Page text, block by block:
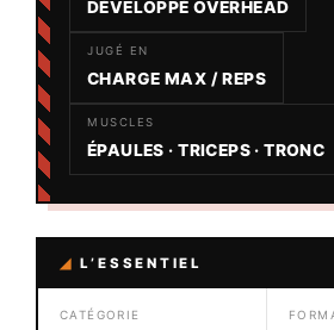
DÉVELOPPÉ OVERHEAD
JUGÉ EN
CHARGE MAX / REPS
MUSCLES
ÉPAULES · TRICEPS · TRONC
◢ L’ESSENTIEL
CATÉGORIE